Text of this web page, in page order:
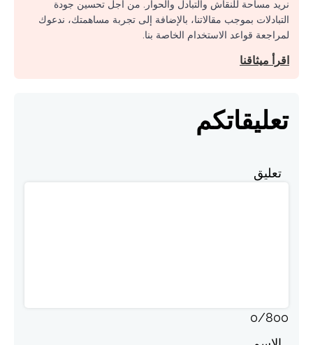
نريد مساحة للنقاش والتبادل والحوار. من أجل تحسين جودة
التبادلات بموجب مقالاتنا، بالإضافة إلى تجربة مساهمتك، ندعوك
لمراجعة قواعد الاستخدام الخاصة بنا.
اقرأ ميثاقنا
تعليقاتكم
تعليق
0/800